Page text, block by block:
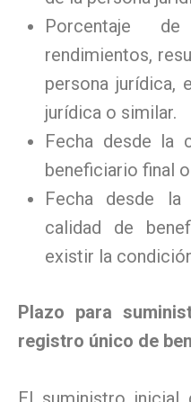
Porcentaje
rendimientos,
persona jurídica,
jurídica o similar.
Fecha desde la
beneficiario final
Fecha desde
calidad de
existir la
Plazo para
registro único de